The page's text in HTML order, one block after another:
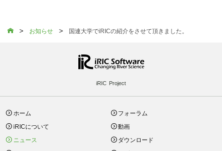
 > お知らせ > 国連大学でiRICの紹介をさせて頂きました。
iRIC Project
ホーム
iRICについて
ニュース
フォーラム
動画
ダウンロード